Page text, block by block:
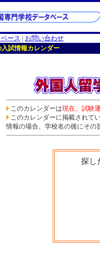
ース | お問い合わせ
試情報カレンダー
このカレンダーは現在、試験
このカレンダーに掲載されて
情報の場合、学校名の後にその
探し